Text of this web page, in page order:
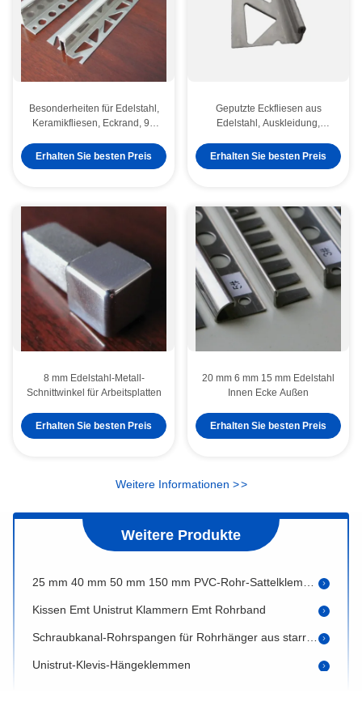
Besonderheiten für Edelstahl,
Keramikfliesen, Eckrand, 90
Erhalten Sie besten Preis
Geputzte Eckfliesen aus
Edelstahl, Auskleidung,
poliert
Erhalten Sie besten Preis
8 mm Edelstahl-Metall-
Schnittwinkel für Arbeitsplatten
Erhalten Sie besten Preis
20 mm 6 mm 15 mm Edelstahl
Innen Ecke Außen
Erhalten Sie besten Preis
Weitere Informationen >>
Weitere Produkte
4" Doppelstück-Kohlenstoffstahl-Schwerlast-Hängende Kanalrohrklemme
Metallstandard Split Ring Pipe Hanger Clamp
Rohrspangen aus Edelstahl mit Gummi-Grommet-Behältungen und Gurtstütze
Halbkreis Halbrunde Rohrspangen Aluminium